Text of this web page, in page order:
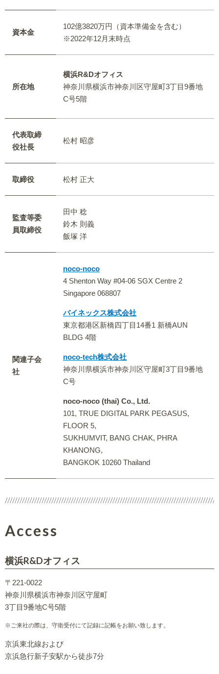
資本金
102億3820万円（資本準備金を含む）
※2022年12月末時点
所在地
横浜R&Dオフィス
神奈川県横浜市神奈川区守屋町3丁目9番地
C号5階
代表取締
役社長
松村 昭彦
取締役 松村 正大
監査等委
員取締役
田中 稔
鈴木 則義
飯塚 洋
関連子会
社
noco-noco
4 Shenton Way #04-06 SGX Centre 2
Singapore 068807
バイネックス株式会社
東京都港区新橋四丁目14番1 新橋AUN
BLDG 4階
noco-tech株式会社
神奈川県横浜市神奈川区守屋町3丁目9番地
C号
noco-noco (thai) Co., Ltd.
101, TRUE DIGITAL PARK PEGASUS,
FLOOR 5,
SUKHUMVIT, BANG CHAK, PHRA
KHANONG,
BANGKOK 10260 Thailand
Access
横浜R&Dオフィス
〒221-0022
神奈川県横浜市神奈川区守屋町
3丁目9番地C号5階
※ご来社の際は、守衛受付にて記録に記帳をお願い致します。
京浜東北線および
京浜急行新子安駅から徒歩7分